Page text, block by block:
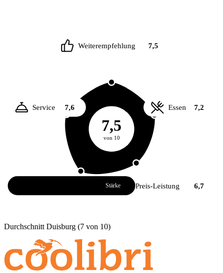
7,5
von 10
Weiterempfehlung 7,5
Essen 7,2
Preis-Leistung 6,7
Stärke
Service 7,6
Durchschnitt Duisburg (7 von 10)